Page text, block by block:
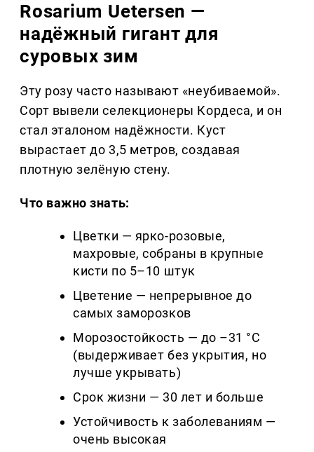
Rosarium Uetersen —
надёжный гигант для
суровых зим
Эту розу часто называют «неубиваемой».
Сорт вывели селекционеры Кордеса, и он
стал эталоном надёжности. Куст
вырастает до 3,5 метров, создавая
плотную зелёную стену.
Что важно знать:
Цветки — ярко-розовые,
махровые, собраны в крупные
кисти по 5–10 штук
Цветение — непрерывное до
самых заморозков
Морозостойкость — до –31 °C
(выдерживает без укрытия, но
лучше укрывать)
Срок жизни — 30 лет и больше
Устойчивость к заболеваниям —
очень высокая